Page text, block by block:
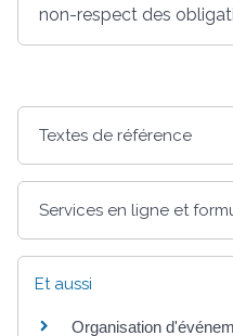
non-respect des
Textes de référence
Services en ligne et
Et aussi
Organisation